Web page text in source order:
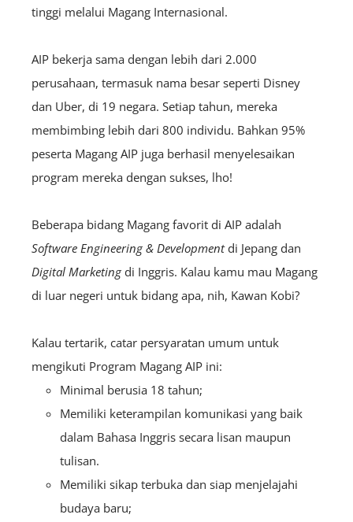
tinggi melalui Magang Internasional.
AIP bekerja sama dengan lebih dari 2.000
perusahaan, termasuk nama besar seperti Disney
dan Uber, di 19 negara. Setiap tahun, mereka
membimbing lebih dari 800 individu. Bahkan 95%
peserta Magang AIP juga berhasil menyelesaikan
program mereka dengan sukses, lho!
Beberapa bidang Magang favorit di AIP adalah
Software Engineering & Developmentdi Jepang dan
Digital Marketingdi Inggris. Kalau kamu mau Magang
di luar negeri untuk bidang apa, nih, Kawan Kobi?
Kalau tertarik, catar persyaratan umum untuk
mengikuti Program Magang AIP ini:
Minimal berusia 18 tahun;
Memiliki keterampilan komunikasi yang baik
dalam Bahasa Inggris secara lisan maupun
tulisan.
Memiliki sikap terbuka dan siap menjelajahi
budaya baru;